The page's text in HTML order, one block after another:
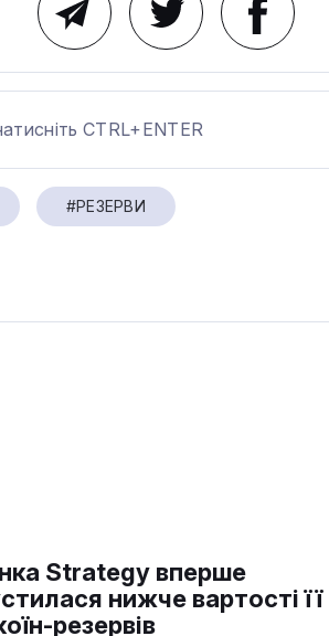
CTRL+ENTER
#РЕЗЕРВИ
Strategy вперше
нижче вартості її
резервів